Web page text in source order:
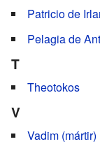
Patricio de
Pelagia de
T
Theotokos
V
Vadim (mártir)